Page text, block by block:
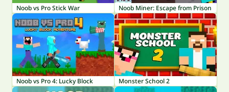
Noob vs Pro Stick War Noob Miner: Escape from Prison
Noob vs Pro 4: Lucky Block Monster School 2